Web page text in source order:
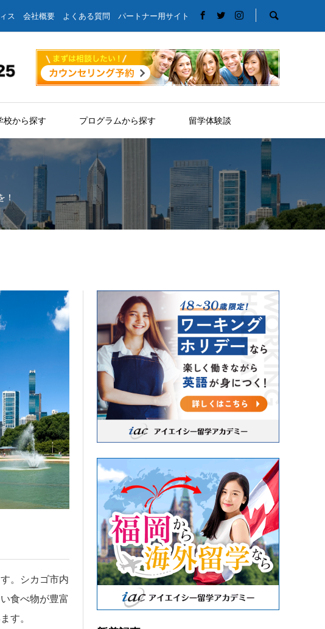
ス 会社概要 よくある質問 パートナー用サイト
校から探す プログラムから探す 留学体験談
！
。シカゴ市内
食べ物が豊富
す。